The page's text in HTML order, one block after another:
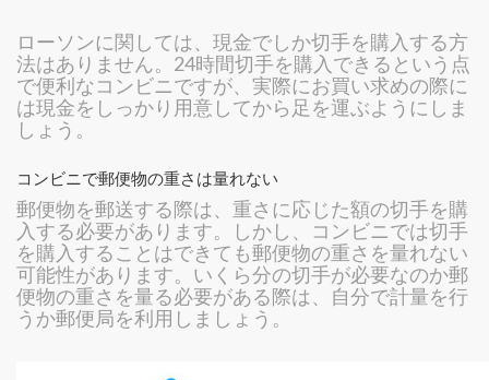
ローソンに関しては、現金でしか切手を購入する方
法はありません。24時間切手を購入できるという点
で便利なコンビニですが、実際にお買い求めの際に
は現金をしっかり用意してから足を運ぶようにしま
しょう。
コンビニで郵便物の重さは量れない
郵便物を郵送する際は、重さに応じた額の切手を購
入する必要があります。しかし、コンビニでは切手
を購入することはできても郵便物の重さを量れない
可能性があります。いくら分の切手が必要なのか郵
便物の重さを量る必要がある際は、自分で計量を行
うか郵便局を利用しましょう。